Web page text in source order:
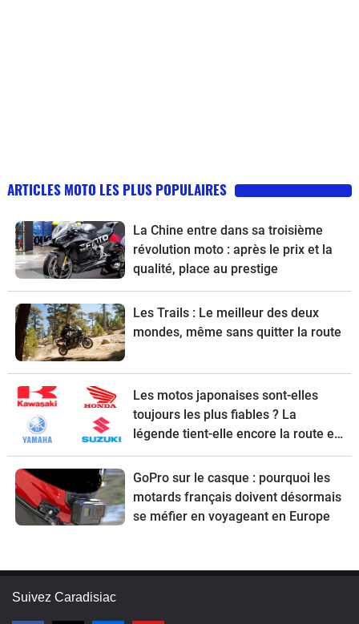
ARTICLES MOTO LES PLUS POPULAIRES
La Chine entre dans sa troisième
révolution moto : après le prix et la
qualité, place au prestige
Les Trails : Le meilleur des deux
mondes, même sans quitter la route
Les motos japonaises sont-elles
toujours les plus fiables ? La
légende tient-elle encore la route en
2026 ?
GoPro sur le casque : pourquoi les
motards français doivent désormais
se méfier en voyageant en Europe
Suivez Caradisiac